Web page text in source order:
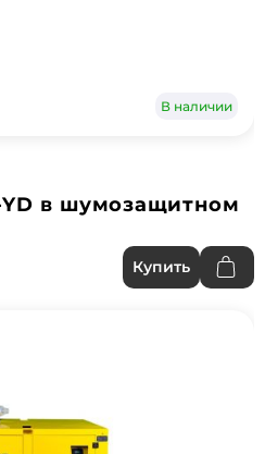
В наличии
YD в шумозащитном
Купить